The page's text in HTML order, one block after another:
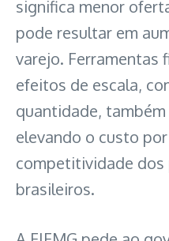
significa menor
pode resultar em
varejo. Ferramentas
efeitos de escala,
quantidade,
elevando o custo
competitividade
brasileiros.